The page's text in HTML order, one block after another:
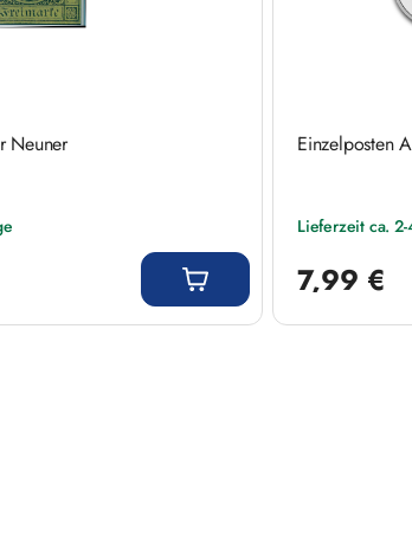
Neuner Einzelposten
Lieferzeit ca.
7,99 €